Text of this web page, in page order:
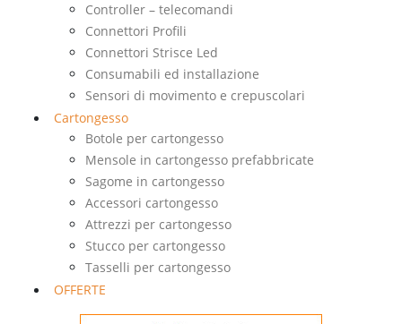
Controller – telecomandi
Connettori Profili
Connettori Strisce Led
Consumabili ed installazione
Sensori di movimento e crepuscolari
Cartongesso
Botole per cartongesso
Mensole in cartongesso prefabbricate
Sagome in cartongesso
Accessori cartongesso
Attrezzi per cartongesso
Stucco per cartongesso
Tasselli per cartongesso
OFFERTE